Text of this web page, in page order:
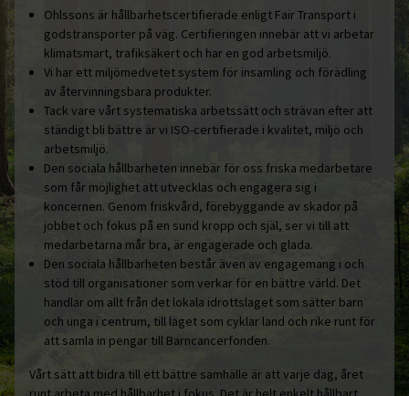
Ohlssons är hållbarhetscertifierade enligt Fair Transport i
godstransporter på väg. Certifieringen innebär att vi arbetar
klimatsmart, trafiksäkert och har en god arbetsmiljö.
Vi har ett miljömedvetet system för insamling och förädling
av återvinningsbara produkter.
Tack vare vårt systematiska arbetssätt och strävan efter att
ständigt bli bättre är vi ISO-certifierade i kvalitet, miljö och
arbetsmiljö.
Den sociala hållbarheten innebär för oss friska medarbetare
som får möjlighet att utvecklas och engagera sig i
koncernen. Genom friskvård, förebyggande av skador på
jobbet och fokus på en sund kropp och själ, ser vi till att
medarbetarna mår bra, är engagerade och glada.
Den sociala hållbarheten består även av engagemang i och
stöd till organisationer som verkar för en bättre värld. Det
handlar om allt från det lokala idrottslaget som sätter barn
och unga i centrum, till laget som cyklar land och rike runt för
att samla in pengar till Barncancerfonden.
Vårt sätt att bidra till ett bättre samhälle är att varje dag, året